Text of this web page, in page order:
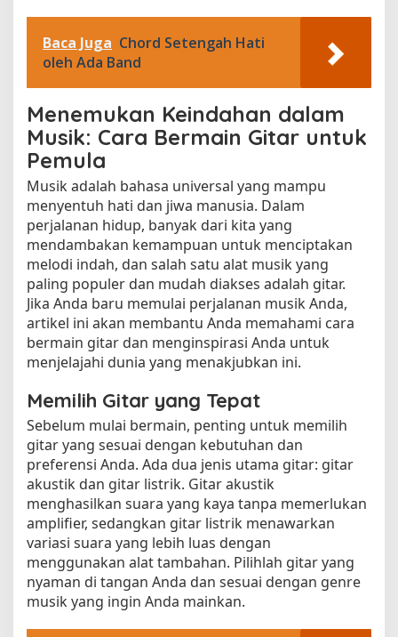
Baca Juga Chord Setengah Hati
oleh Ada Band
Menemukan Keindahan dalam
Musik: Cara Bermain Gitar untuk
Pemula
Musik adalah bahasa universal yang mampu
menyentuh hati dan jiwa manusia. Dalam
perjalanan hidup, banyak dari kita yang
mendambakan kemampuan untuk menciptakan
melodi indah, dan salah satu alat musik yang
paling populer dan mudah diakses adalah gitar.
Jika Anda baru memulai perjalanan musik Anda,
artikel ini akan membantu Anda memahami cara
bermain gitar dan menginspirasi Anda untuk
menjelajahi dunia yang menakjubkan ini.
Memilih Gitar yang Tepat
Sebelum mulai bermain, penting untuk memilih
gitar yang sesuai dengan kebutuhan dan
preferensi Anda. Ada dua jenis utama gitar: gitar
akustik dan gitar listrik. Gitar akustik
menghasilkan suara yang kaya tanpa memerlukan
amplifier, sedangkan gitar listrik menawarkan
variasi suara yang lebih luas dengan
menggunakan alat tambahan. Pilihlah gitar yang
nyaman di tangan Anda dan sesuai dengan genre
musik yang ingin Anda mainkan.